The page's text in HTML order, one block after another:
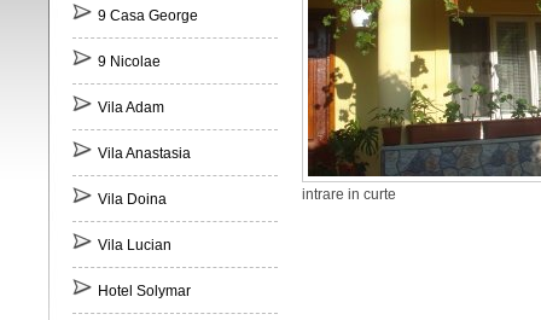
9 Casa George
9 Nicolae
Vila Adam
Vila Anastasia
Vila Doina
Vila Lucian
Hotel Solymar
intrare in curte